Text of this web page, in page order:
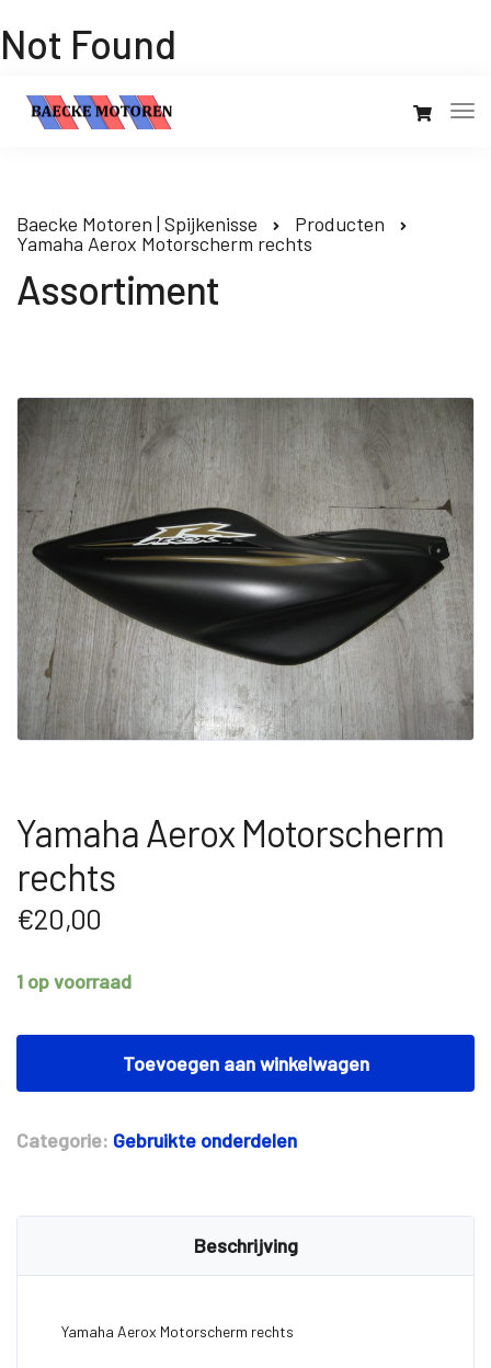
Not Found
Baecke Motoren | Spijkenisse
Producten
Yamaha Aerox Motorscherm rechts
Assortiment
Yamaha Aerox Motorscherm
rechts
€20,00
1 op voorraad
Yamaha
Motorscherm
Toevoegen aan winkelwagen
Categorie: Gebruikte onderdelen
Beschrijving
Yamaha Aerox Motorscherm rechts